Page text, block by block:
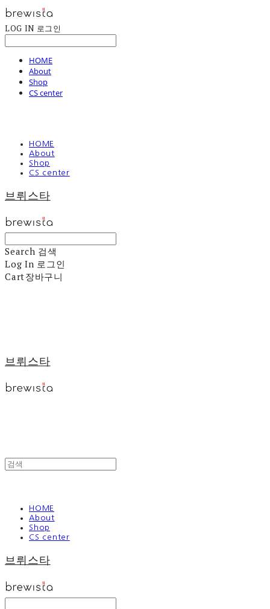
LOG IN 로그인
HOME
About
Shop
CS center
HOME
About
Shop
CS center
브뤼스타
Search 검색
Log In 로그인
Cart장바구니
브뤼스타
HOME
About
Shop
CS center
브뤼스타